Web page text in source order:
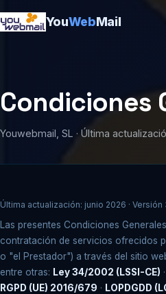
YouWebMail
Condiciones
Youwebmail, SL · Última
Última actualización: junio 2026 · Versión
Las presentes Condiciones
contratación de servicios ofrecidos
o "el Prestador") a través del sitio
entre otras: Ley 34/2002 (LSSI-CE) ·
RGPD (UE) 2016/679 · LOPDGDD